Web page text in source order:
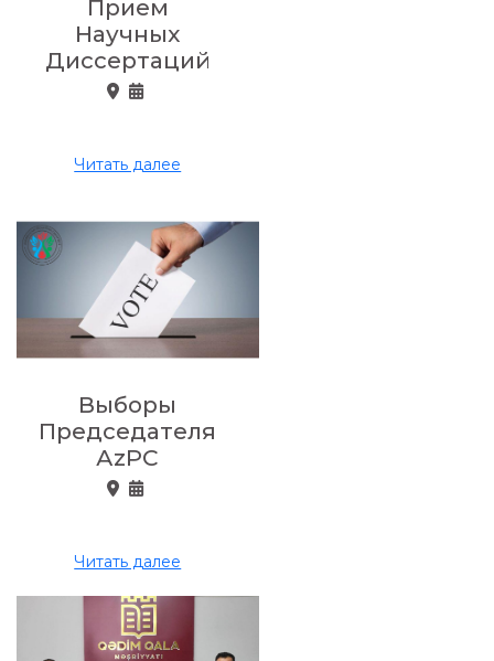
Прием
Научных
Диссертаций
Читать далее
Выборы
Председателя
АzPC
Читать далее